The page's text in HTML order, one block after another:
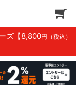
ズ 【8,800円（税込）